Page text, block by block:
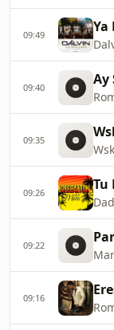
09:49 Ya
09:40 Ay
09:35
09:26 Tu
09:22
09:16